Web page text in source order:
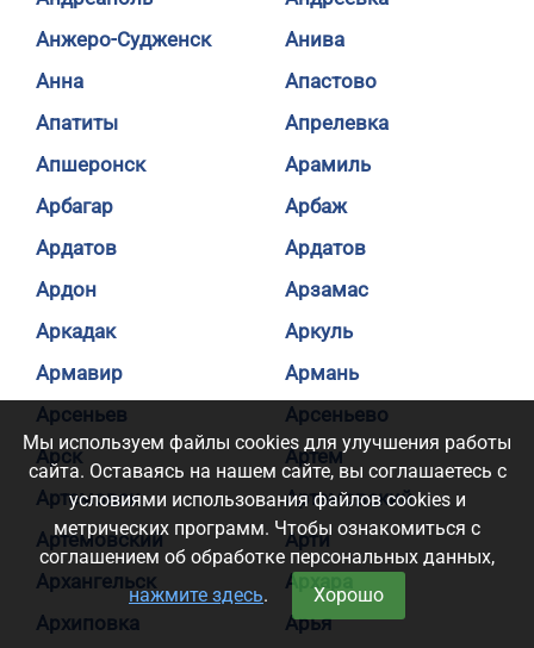
Анжеро-Судженск
Анива
Анна
Апастово
Апатиты
Апрелевка
Апшеронск
Арамиль
Арбагар
Арбаж
Ардатов
Ардатов
Ардон
Арзамас
Аркадак
Аркуль
Армавир
Армань
Арсеньев
Арсеньево
Арск
Артем
Артемовск
Артемовский
Артемовский
Арти
Архангельск
Архара
Архиповка
Арья
Мы используем файлы cookies для улучшения работы
сайта. Оставаясь на нашем сайте, вы соглашаетесь с
условиями использования файлов cookies и
метрических программ. Чтобы ознакомиться с
соглашением об обработке персональных данных,
нажмите здесь. Хорошо